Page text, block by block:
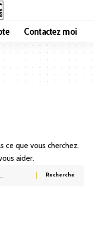
Contactez moi
ce que vous cherchez.
aider.